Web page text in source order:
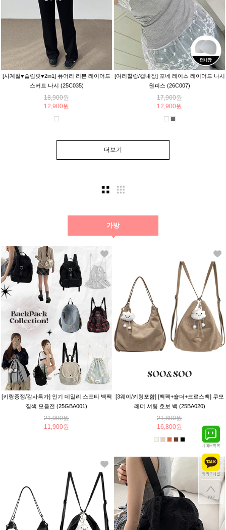
[사계절♥슬림핏♥2in1] 퓨어리 리본 레이어드
스커트 나시 (25C035)
18,900원
12,900원
[여리찰랑/캡내장] 포네 레이스 레이어드 나시
원피스 (26C007)
17,900원
12,900원
더보기
가방
[키링증정/감사특가] 인기 데일리 스포티 백팩
짐색 모음전 (25GBA001)
21,900원
11,900원
[3웨이/키링포함] [백팩+숄더+크로스백] 쿠모
레더 셔링 호보 백 (25BA020)
21,800원
16,800원